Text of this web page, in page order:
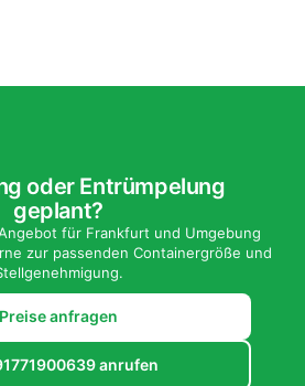
oder Entrümpelung
geplant?
für Frankfurt und Umgebung
zur passenden Containergröße und
Preise anfragen
anrufen